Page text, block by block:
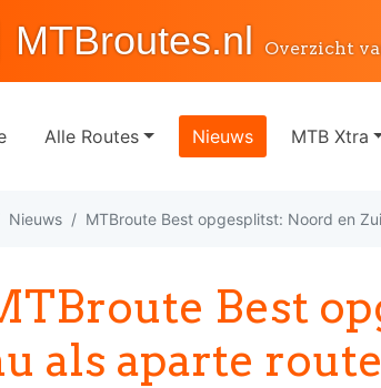
MTBroutes.nl Overzicht
Alle Routes Nieuws MTB Xtra
Nieuws MTBroute Best opgesplitst: Noord en
Best
als aparte